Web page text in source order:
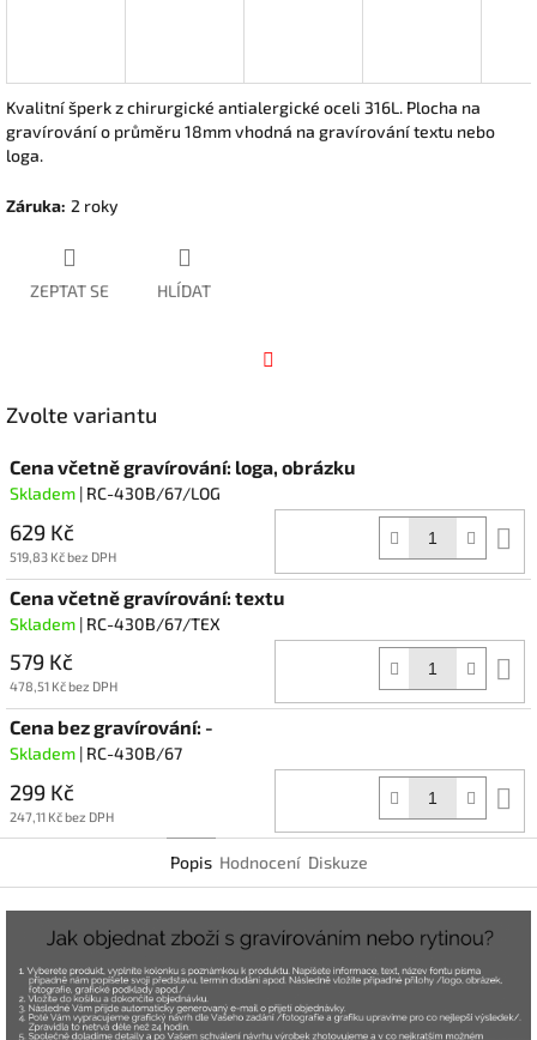
Kvalitní šperk z chirurgické antialergické oceli 316L. Plocha na
gravírování o průměru 18mm vhodná na gravírování textu nebo
loga.
Záruka: 2 roky
ZEPTAT SE HLÍDAT
Zvolte variantu
Cena včetně gravírování: loga, obrázku
Skladem | RC-430B/67/LOG
629 Kč
519,83 Kč bez DPH
Cena včetně gravírování: textu
Skladem | RC-430B/67/TEX
579 Kč
478,51 Kč bez DPH
Cena bez gravírování: -
Skladem | RC-430B/67
299 Kč
247,11 Kč bez DPH
Popis Hodnocení Diskuze